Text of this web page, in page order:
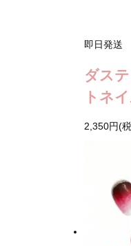
即日発送
ダス
トネ
2,350円(